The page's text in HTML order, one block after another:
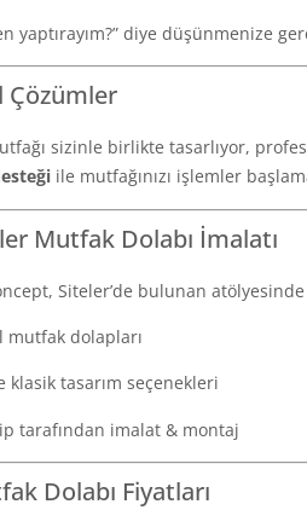
yaptırayım?” diye düşünmenize
Çözümler
sizinle birlikte tasarlıyor,
ile mutfağınızı işlemler
Mutfak Dolabı İmalatı
Siteler’de bulunan atölyesinde
mutfak dolapları
klasik tasarım seçenekleri
tarafından imalat & montaj
Dolabı Fiyatları